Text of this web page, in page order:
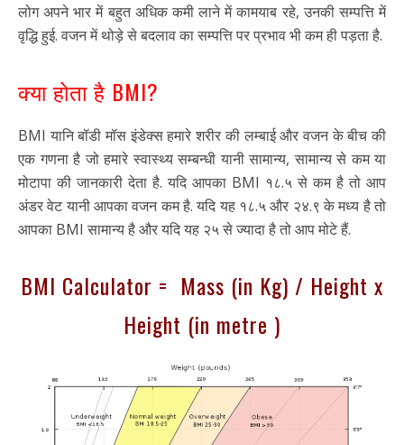
लोग अपने भार में बहुत अधिक कमी लाने में कामयाब रहे, उनकी सम्पत्ति में
वृद्धि हुई. वजन में थोड़े से बदलाव का सम्पत्ति पर प्रभाव भी कम ही पड़ता है.
क्या होता है BMI?
BMI यानि बॉडी मॉस इंडेक्स हमारे शरीर की लम्बाई और वजन के बीच की
एक गणना है जो हमारे स्वास्थ्य सम्बन्धी यानी सामान्य, सामान्य से कम या
मोटापा की जानकारी देता है. यदि आपका BMI १८.५ से कम है तो आप
अंडर वेट यानी आपका वजन कम है. यदि यह १८.५ और २४.९ के मध्य है तो
आपका BMI सामान्य है और यदि यह २५ से ज्यादा है तो आप मोटे हैं.
BMI Calculator = Mass (in Kg) / Height x
Height (in metre )